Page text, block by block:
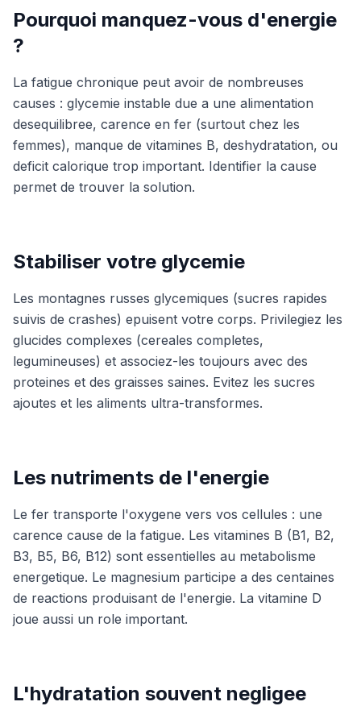
Pourquoi manquez-vous d'energie
?
La fatigue chronique peut avoir de nombreuses
causes : glycemie instable due a une alimentation
desequilibree, carence en fer (surtout chez les
femmes), manque de vitamines B, deshydratation, ou
deficit calorique trop important. Identifier la cause
permet de trouver la solution.
Stabiliser votre glycemie
Les montagnes russes glycemiques (sucres rapides
suivis de crashes) epuisent votre corps. Privilegiez les
glucides complexes (cereales completes,
legumineuses) et associez-les toujours avec des
proteines et des graisses saines. Evitez les sucres
ajoutes et les aliments ultra-transformes.
Les nutriments de l'energie
Le fer transporte l'oxygene vers vos cellules : une
carence cause de la fatigue. Les vitamines B (B1, B2,
B3, B5, B6, B12) sont essentielles au metabolisme
energetique. Le magnesium participe a des centaines
de reactions produisant de l'energie. La vitamine D
joue aussi un role important.
L'hydratation souvent negligee